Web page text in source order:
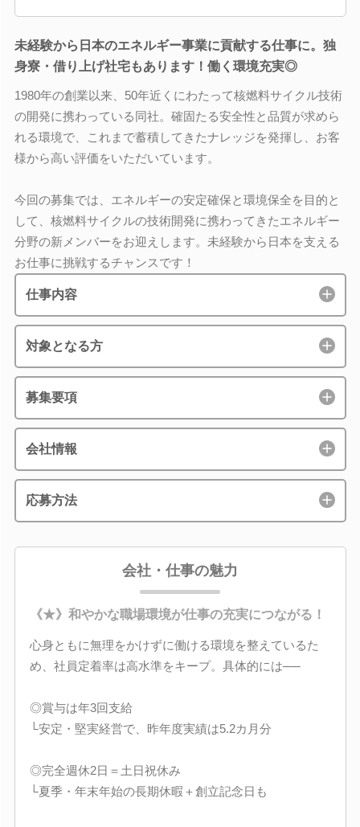
未経験から日本のエネルギー事業に貢献する仕事に。独
身寮・借り上げ社宅もあります！働く環境充実◎
1980年の創業以来、50年近くにわたって核燃料サイクル技術
の開発に携わっている同社。確固たる安全性と品質が求めら
れる環境で、これまで蓄積してきたナレッジを発揮し、お客
様から高い評価をいただいています。
今回の募集では、エネルギーの安定確保と環境保全を目的と
して、核燃料サイクルの技術開発に携わってきたエネルギー
分野の新メンバーをお迎えします。未経験から日本を支える
お仕事に挑戦するチャンスです！
仕事内容
対象となる方
募集要項
会社情報
応募方法
会社・仕事の魅力
《★》和やかな職場環境が仕事の充実につながる！
心身ともに無理をかけずに働ける環境を整えているた
め、社員定着率は高水準をキープ。具体的には──
◎賞与は年3回支給
└安定・堅実経営で、昨年度実績は5.2カ月分
◎完全週休2日＝土日祝休み
└夏季・年末年始の長期休暇＋創立記念日も